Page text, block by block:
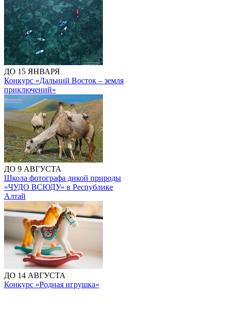
ДО 15 ЯНВАРЯ
Конкурс «Дальний Восток – земля
приключений»
ДО 9 АВГУСТА
Школа фотографа дикой природы
«ЧУДО ВСЮДУ» в Республике
Алтай
ДО 14 АВГУСТА
Конкурс «Родная игрушка»